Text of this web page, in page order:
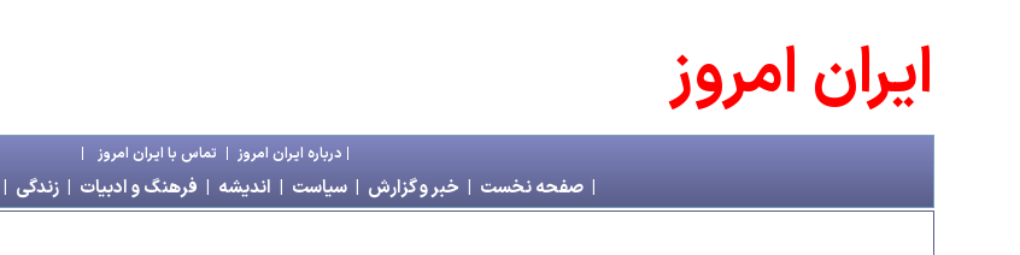
ايران امروز
|درباره ايران امروز | تماس با ايران امروز |
| صفحه نخست | خبر و گزارش | سياست | انديشه | فرهنگ و ادبيات | زندگی |